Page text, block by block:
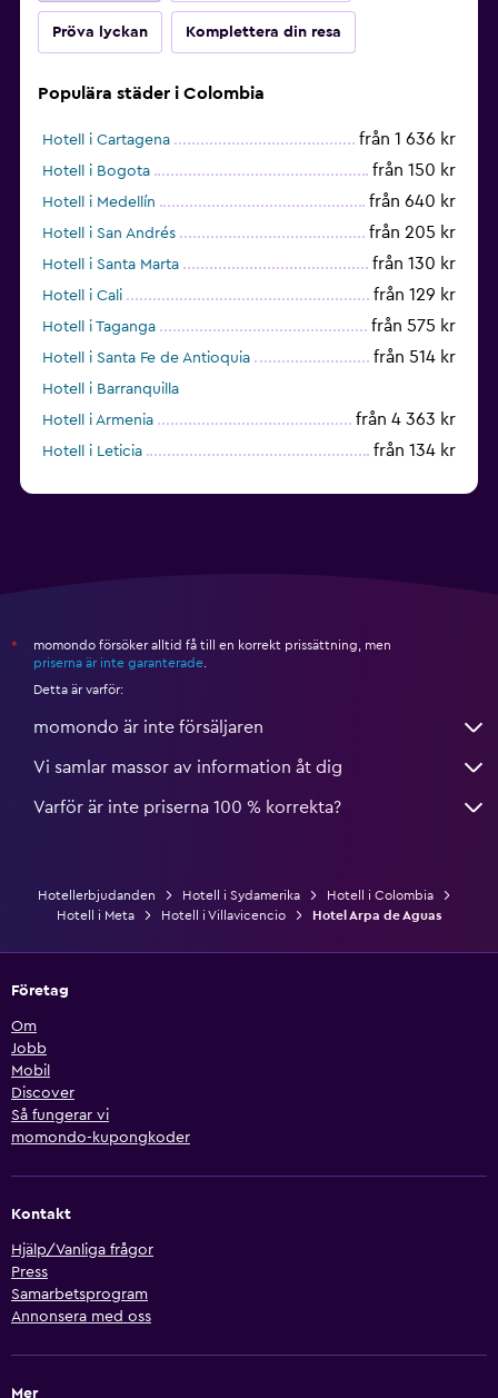
Pröva lyckan Komplettera din resa
Populära städer i Colombia
Hotell i Cartagena från 1 636 kr
Hotell i Bogota från 150 kr
Hotell i Medellín från 640 kr
Hotell i San Andrés från 205 kr
Hotell i Santa Marta från 130 kr
Hotell i Cali från 129 kr
Hotell i Taganga från 575 kr
Hotell i Santa Fe de Antioquia från 514 kr
Hotell i Barranquilla
Hotell i Armenia
från 4 363 kr
Hotell i Leticia från 134 kr
*
momondo försöker alltid få till en korrekt prissättning, men
priserna är inte garanterade
Detta är varför:
momondo är inte försäljaren
Vi samlar massor av information åt dig
Varför är inte priserna 100 % korrekta?
Hotellerbjudanden Hotell i Sydamerika
Hotell i Colombia
Hotell i Meta
Hotell i Villavicencio Hotel Arpa de Aguas
Företag
Om
Jobb
Mobil
Discover
Så fungerar vi
momondo-kupongkoder
Kontakt
Hjälp/Vanliga frågor
Press
Samarbetsprogram
Annonsera med oss
Mer